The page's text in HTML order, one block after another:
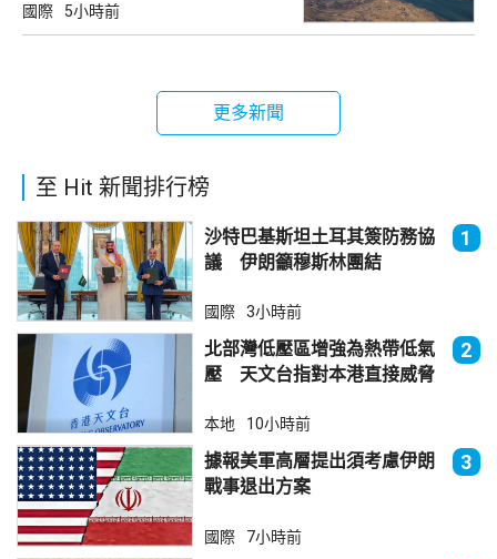
國際 5小時前
更多新聞
至 Hit 新聞排行榜
沙特巴基斯坦土耳其簽防務協
議 伊朗籲穆斯林團結
1
國際 3小時前
北部灣低壓區增強為熱帶低氣
壓 天文台指對本港直接威脅
2
本地 10小時前
據報美軍高層提出須考慮伊朗
戰事退出方案
3
國際 7小時前